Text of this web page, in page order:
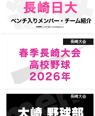
長崎大会
長崎大会